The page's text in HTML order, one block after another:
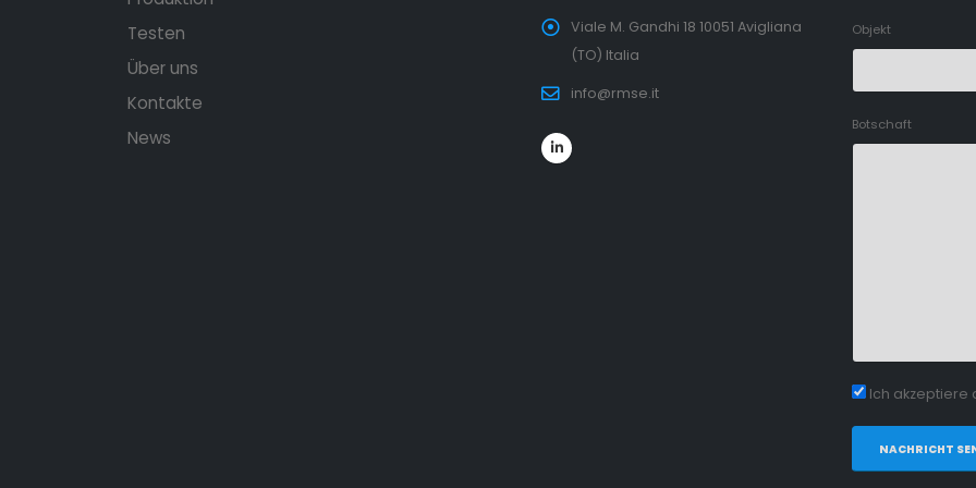
Testen
Über uns
Kontakte
News
Viale M. Gandhi 18 10051 Avigliana
(TO) Italia
info@rmse.it
Objekt
Botschaft
Ich akzeptiere
NACHRICHT